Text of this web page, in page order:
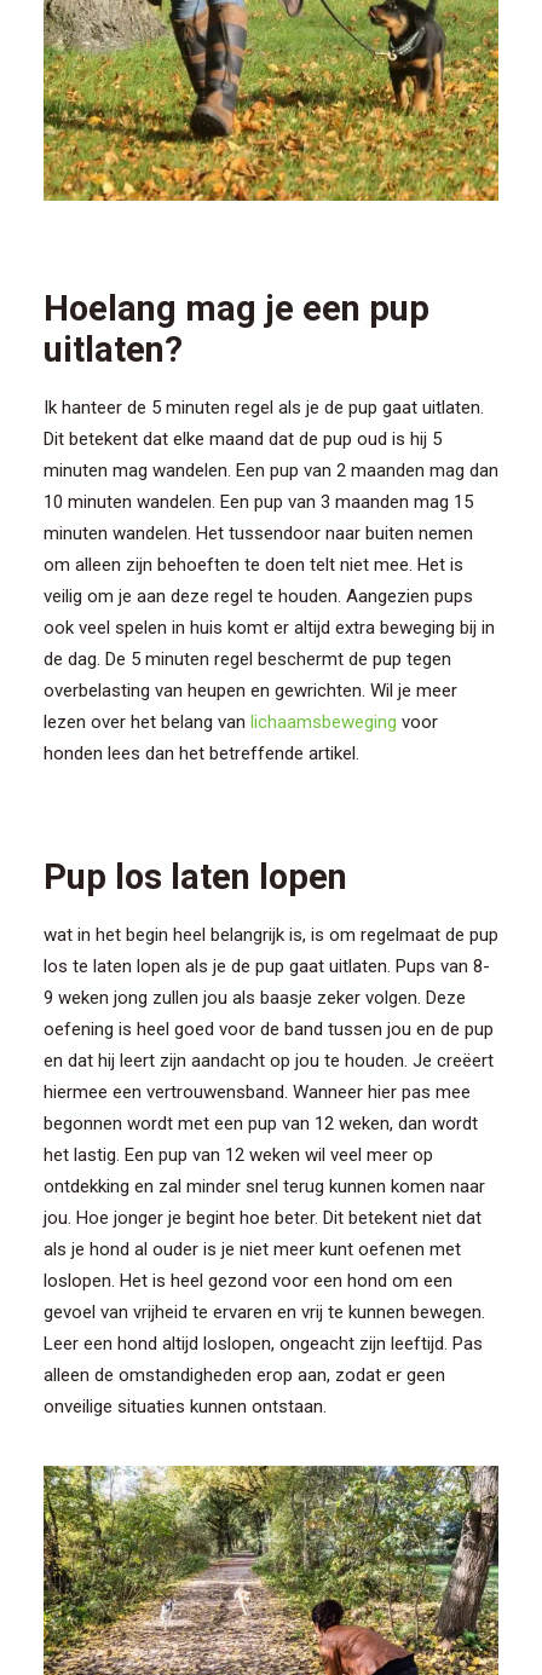
Hoelang mag je een pup
uitlaten?
Ik hanteer de 5 minuten regel als je de pup gaat uitlaten.
Dit betekent dat elke maand dat de pup oud is hij 5
minuten mag wandelen. Een pup van 2 maanden mag dan
10 minuten wandelen. Een pup van 3 maanden mag 15
minuten wandelen. Het tussendoor naar buiten nemen
om alleen zijn behoeften te doen telt niet mee. Het is
veilig om je aan deze regel te houden. Aangezien pups
ook veel spelen in huis komt er altijd extra beweging bij in
de dag. De 5 minuten regel beschermt de pup tegen
overbelasting van heupen en gewrichten. Wil je meer
lezen over het belang van lichaamsbeweging voor
honden lees dan het betreffende artikel.
Pup los laten lopen
wat in het begin heel belangrijk is, is om regelmaat de pup
los te laten lopen als je de pup gaat uitlaten. Pups van 8-
9 weken jong zullen jou als baasje zeker volgen. Deze
oefening is heel goed voor de band tussen jou en de pup
en dat hij leert zijn aandacht op jou te houden. Je creëert
hiermee een vertrouwensband. Wanneer hier pas mee
begonnen wordt met een pup van 12 weken, dan wordt
het lastig. Een pup van 12 weken wil veel meer op
ontdekking en zal minder snel terug kunnen komen naar
jou. Hoe jonger je begint hoe beter. Dit betekent niet dat
als je hond al ouder is je niet meer kunt oefenen met
loslopen. Het is heel gezond voor een hond om een
gevoel van vrijheid te ervaren en vrij te kunnen bewegen.
Leer een hond altijd loslopen, ongeacht zijn leeftijd. Pas
alleen de omstandigheden erop aan, zodat er geen
onveilige situaties kunnen ontstaan.